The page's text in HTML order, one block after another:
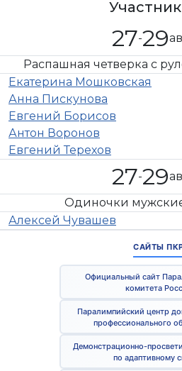
27-29
Распашная четверка с
Екатерина Мошковская
Анна Пискунова
Евгений Борисов
Антон Воронов
Евгений Терехов
27-29
Одиночки мужские
Алексей Чувашев
САЙТЫ
Официальный сайт
комитета
Паралимпийский центр
профессионального
Демонстрационно-
по адаптивному